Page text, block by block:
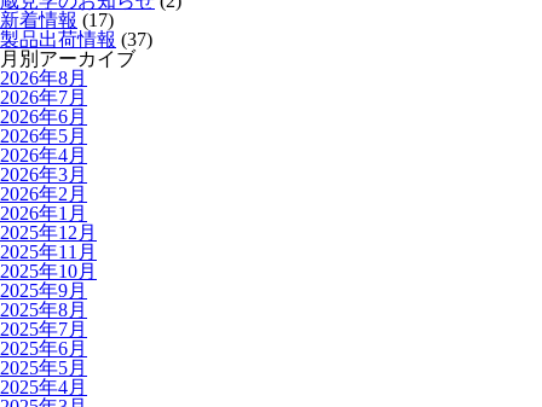
新着情報 (17)
製品出荷情報 (37)
月別アーカイブ
2026年8月
2026年7月
2026年6月
2026年5月
2026年4月
2026年3月
2026年2月
2026年1月
2025年12月
2025年11月
2025年10月
2025年9月
2025年8月
2025年7月
2025年6月
2025年5月
2025年4月